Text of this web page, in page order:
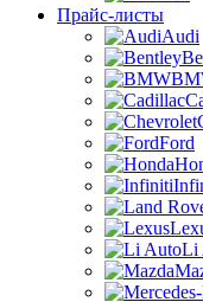
Прайс-листы
Audi
Ford
Li